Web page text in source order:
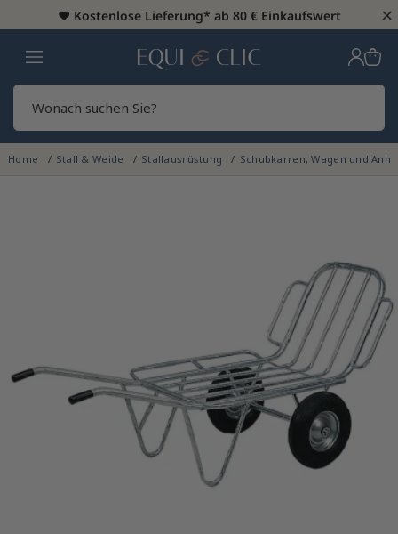
♥️ Kostenlose Lieferung* ab 80 € Einkaufswert ×
Heim
Home Stall & Weide Stallausrüstung Schubkarren, Wagen und